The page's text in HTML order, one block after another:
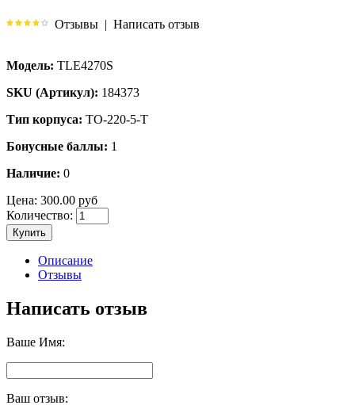
Отзывы | Написать отзыв
Модель: TLE4270S
SKU (Артикул): 184373
Тип корпуса: TO-220-5-T
Бонусные баллы: 1
Наличие: 0
Цена: 300.00 руб
Количество:
Купить
Описание
Отзывы
Написать отзыв
Ваше Имя:
Ваш отзыв: